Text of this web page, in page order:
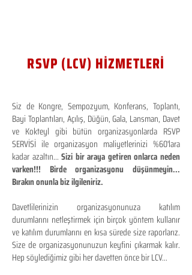
RSVP (LCV) HİZMETLERİ
Siz de Kongre, Sempozyum, Konferans, Toplantı,
Bayi Toplantıları, Açılış, Düğün, Gala, Lansman, Davet
ve Kokteyl gibi bütün organizasyonlarda RSVP
SERVİSİ ile organizasyon maliyetlerinizi %60'lara
kadar azaltın...Sizi bir araya getiren onlarca neden
varken!!! Birde organizasyonu düşünmeyin...
Bırakın onunla biz ilgileniriz.
Davetlilerinizin organizasyonunuza katılım
durumlarını netleştirmek için birçok yöntem kullanır
ve katılım durumlarını en kısa sürede size raporlarız.
Size de organizasyonunuzun keyfini çıkarmak kalır.
Hep söylediğimiz gibi her davetten önce bir LCV...